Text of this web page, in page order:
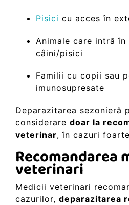
Pisici cu acces în
Animale care intră
câini/pisici
Familii cu copii sau
imunosupresate
Deparazitarea sezonieră
considerare doar la
veterinar, în cazuri
Recomandarea
veterinari
Medicii veterinari
cazurilor, deparazitarea